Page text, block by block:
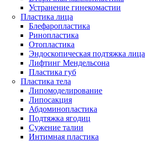
Устранение гинекомастии
Пластика лица
Блефаропластика
Ринопластика
Отопластика
Эндоскопическая подтяжка лица
Лифтинг Мендельсона
Пластика губ
Пластика тела
Липомоделирование
Липосакция
Абдоминопластика
Подтяжка ягодиц
Сужение талии
Интимная пластика